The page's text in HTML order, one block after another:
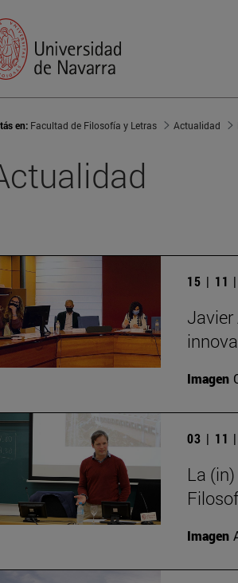
en: Facultad de Filosofía y Letras Actualidad
15 | 11
Javier
Imagen
03 | 11
La
Imagen